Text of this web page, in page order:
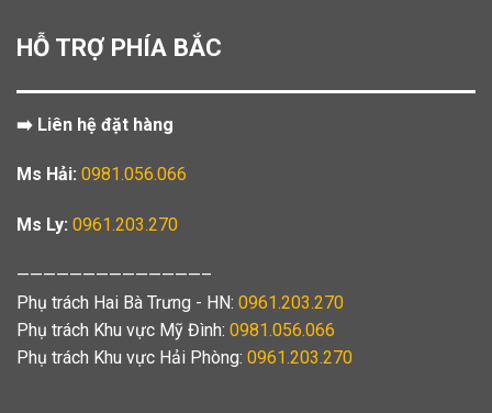
HỖ TRỢ PHÍA BẮC
➡️ Liên hệ đặt hàng
Ms Hải: 0981.056.066
Ms Ly: 0961.203.270
——————————————–
Phụ trách Hai Bà Trưng - HN: 0961.203.270
Phụ trách Khu vực Mỹ Đình: 0981.056.066
Phụ trách Khu vực Hải Phòng: 0961.203.270